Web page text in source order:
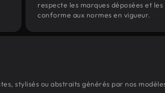
respecte les marques déposées et
conforme aux normes en vigueur.
stylisés ou abstraits générés par nos